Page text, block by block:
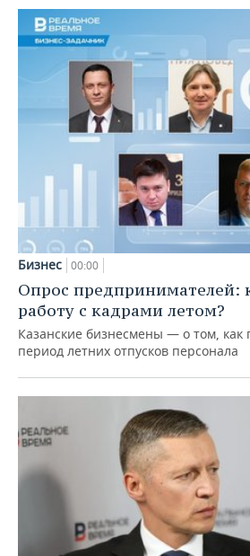
Бизнес 00:00
Опрос предпринимателей:
работу с кадрами летом?
Казанские бизнесмены — о том, как
период летних отпусков персонала